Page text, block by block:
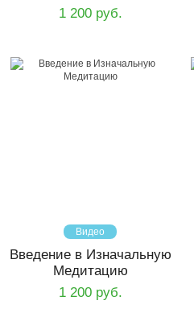
1 200 руб.
Видео
Введение в Изначальную
Медитацию
1 200 руб.